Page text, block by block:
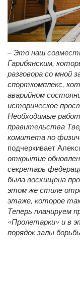
–Это наш
Гарибянским,
разговора со мной
спорткомплекс,
аварийном
историческое
Необходимые
правительства
комитета по
подчеркивает
открытие
секретарь
была восхищена
этом же стиле
этаже, которое
Теперь планируем
«Пролетарки» и в
порядок залы